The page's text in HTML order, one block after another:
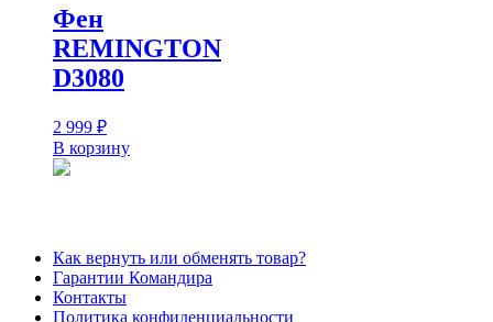
Фен
REMINGTON
D3080
2 999 ₽
В корзину
Как вернуть или обменять товар?
Гарантии Командира
Контакты
Политика конфиденциальности